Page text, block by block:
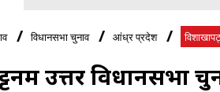
विधानसभा चुनाव आंध्र प्रदेश
उत्तर